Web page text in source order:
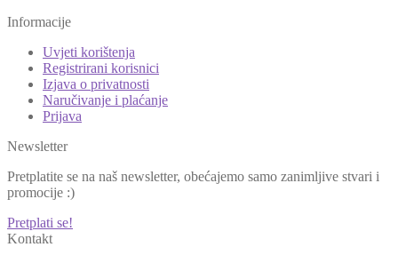
Informacije
Uvjeti korištenja
Registrirani korisnici
Izjava o privatnosti
Naručivanje i plaćanje
Prijava
Newsletter
Pretplatite se na naš newsletter, obećajemo samo zanimljive stvari i
promocije :)
Pretplati se!
Kontakt